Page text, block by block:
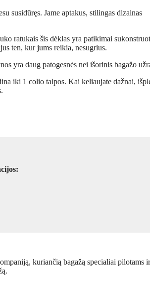
susidūręs. Jame aptakus, stilingas dizainas
ratukais šis dėklas yra patikimai
ten, kur jums reikia, nesugrius.
yra daug patogesnės nei išorinis bagažo
iki 1 colio talpos. Kai keliaujate dažnai,
kuriančią bagažą specialiai pilotams ir